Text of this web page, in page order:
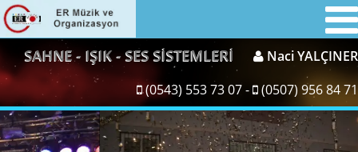
SAHNE - IŞIK - SES SİSTEMLERİ
Naci YALÇINER
(0543) 553 73 07 -
(0507) 956 84 71